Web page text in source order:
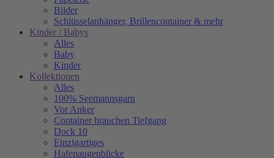
Bilder
Schlüsselanhänger, Brillencontainer & mehr
Kinder / Babys
Alles
Baby
Kinder
Kollektionen
Alles
100% Seemannsgarn
Vor Anker
Container brauchen Tiefgang
Dock 10
Einzigartiges
Hafenaugen­blicke